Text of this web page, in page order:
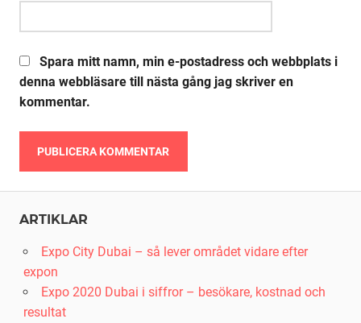
Spara mitt namn, min e-postadress och webbplats i
denna webbläsare till nästa gång jag skriver en
kommentar.
ARTIKLAR
Expo City Dubai – så lever området vidare efter
expon
Expo 2020 Dubai i siffror – besökare, kostnad och
resultat